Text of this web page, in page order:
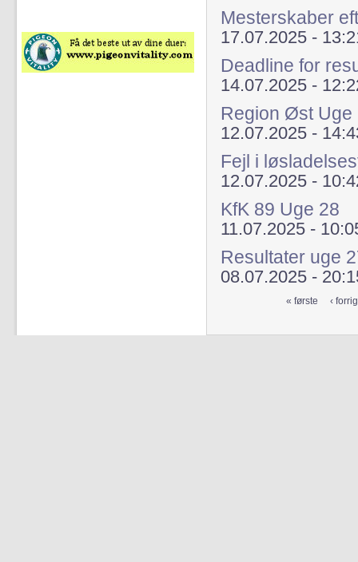
Mesterskaber
17.07.2025 -
Deadline for
14.07.2025 -
Region Øst Uge
12.07.2025 -
Fejl i
12.07.2025 -
KfK 89 Uge 28
11.07.2025 -
Resultater uge
08.07.2025 -
« første ‹